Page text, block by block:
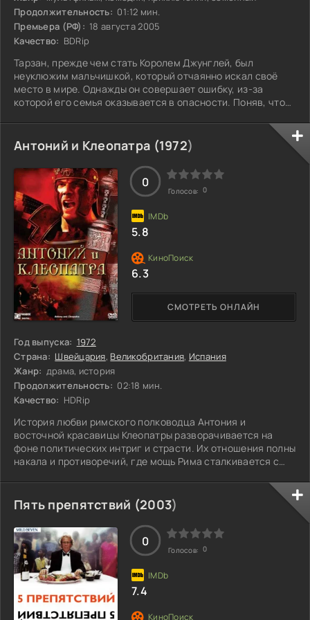
Продолжительность: 01:12 мин.
Премьера (РФ): 18 августа 2005
Качество: BDRip
Тарзан, прежде чем стать Королем Джунглей, был
неуклюжим мальчишкой, который отчаянно искал своё
место в мире. Однажды он совершает ошибку, из-за
которой его семья оказывается в опасности. Поняв, что
уйти, оставляя любимых позади. В ходе своего
непростого путешествия он встречает загадочного
Зугору, самого мощного представителя этих мест.
Вместе они осознают, что различия не так страшны, а
настоящими ценностями являются дружба и семья.
Может
Антоний и Клеопатра (1972)
Год выпуска: 1972
Страна: Швейцария, Великобритания, Испания
Жанр: драма, история
Продолжительность: 02:18 мин.
Качество: HDRip
История любви римского полководца Антония и
восточной красавицы Клеопатры разворачивается на
фоне политических интриг и страсти. Их отношения полны
накала и противоречий, где мощь Рима сталкивается с
Клеопатрой, забывает о своих долгих обязательствах,
погружаясь в мир, насыщенный роскошью и опасностями.
Клеопатра, в свою очередь, использует свою красоту и
ум, чтобы удержать власть и защитить свою страну.
Однако, несмотря на их сильные чувства,
СМОТРЕТЬ ОНЛАЙН
0
Голосов: 0
5.8
6.3
Пять препятствий (2003)
0
Голосов: 0
7.4